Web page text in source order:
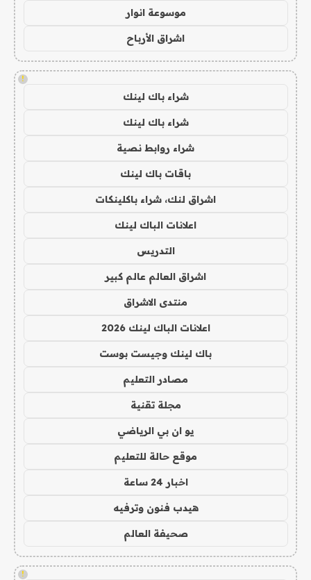
موسوعة انوار
اشراق الأرباح
!
شراء باك لينك
شراء باك لينك
شراء روابط نصية
باقات باك لينك
اشراق لنك، شراء باكلينكات
اعلانات الباك لينك
التدريس
اشراق العالم عالم كبير
منتدى الاشراق
اعلانات الباك لينك 2026
باك لينك وجيست بوست
مصادر التعليم
مجلة تقنية
يو ان بي الرياضي
موقع حالة للتعليم
اخبار 24 ساعة
هيدب فنون وترفيه
صحيفة العالم
!